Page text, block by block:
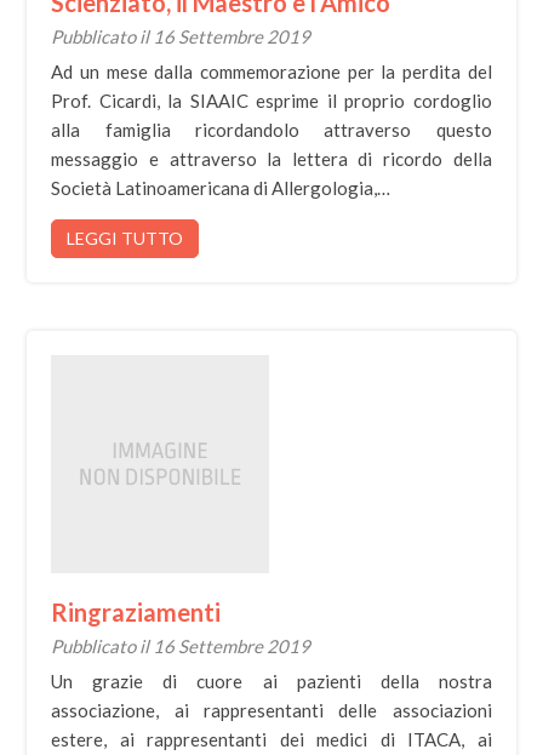
Pubblicato il 16 Settembre 2019
Ad un mese dalla commemorazione per la perdita del
Prof. Cicardi, la SIAAIC esprime il proprio cordoglio
alla famiglia ricordandolo attraverso questo
messaggio e attraverso la lettera di ricordo della
Società Latinoamericana di Allergologia,…
LEGGI TUTTO
Ringraziamenti
Pubblicato il 16 Settembre 2019
Un grazie di cuore ai pazienti della nostra
associazione, ai rappresentanti delle associazioni
estere, ai rappresentanti dei medici di ITACA, ai